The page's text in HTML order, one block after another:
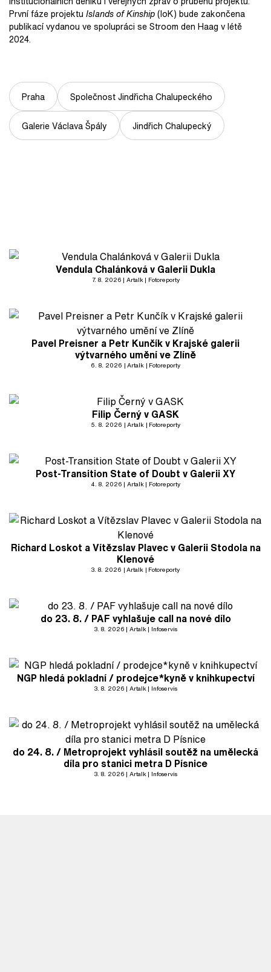
První fáze projektu Islands of Kinship(IoK) bude zakončena
publikací vydanou ve spolupráci se Stroom den Haag v létě
2024.
Praha Společnost Jindřicha Chalupeckého
Galerie Václava Špály Jindřich Chalupecký
Vendula Chalánková v Galerii Dukla
7. 8. 2026 Artalk Fotoreporty
Pavel Preisner a Petr Kunčík v Krajské galerii
výtvarného umění ve Zlíně
6. 8. 2026 Artalk Fotoreporty
Filip Černý v GASK
5. 8. 2026 Artalk Fotoreporty
Post-Transition State of Doubt v Galerii XY
4. 8. 2026 Artalk Fotoreporty
Richard Loskot a Vítězslav Plavec v Galerii Stodola na
Klenové
3. 8. 2026 Artalk Fotoreporty
do 23. 8. / PAF vyhlašuje call na nové dílo
3. 8. 2026 Artalk Infoservis
NGP hledá pokladní / prodejce*kyně v knihkupectví
3. 8. 2026 Artalk Infoservis
do 24. 8. / Metroprojekt vyhlásil soutěž na umělecká
díla pro stanici metra D Písnice
3. 8. 2026 Artalk Infoservis